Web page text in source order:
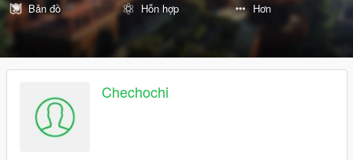
Bản đồ
Hỗn hợp Hơn
Chechochi